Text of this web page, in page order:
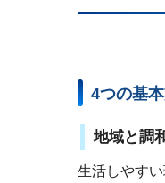
4つの基
地域と調
生活しやす